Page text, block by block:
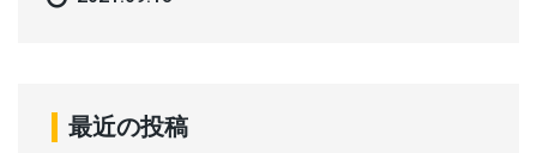
最近の投稿